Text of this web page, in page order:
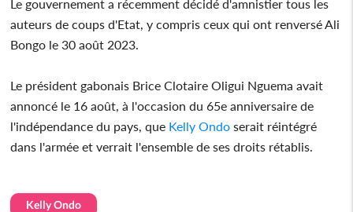
Le gouvernement a récemment décidé d'amnistier tous les
auteurs de coups d'Etat, y compris ceux qui ont renversé Ali
Bongo le 30 août 2023.
Le président gabonais Brice Clotaire Oligui Nguema avait
annoncé le 16 août, à l'occasion du 65e anniversaire de
l'indépendance du pays, que Kelly Ondo serait réintégré
dans l'armée et verrait l'ensemble de ses droits rétablis.
Kelly Ondo